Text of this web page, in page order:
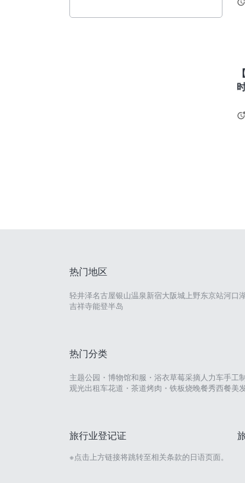
热门地区
轻井泽名古屋银山温泉新宿大阪城 上野东京站河口
吉祥寺能登半岛
热门分类
主题公园・博物馆和服・浴衣草莓采摘 人力车手工
观光出租车花道・茶道烤肉・铁板烧晚餐秀西餐美
旅行业登记证
※点击上方链接将跳转至相关条款的日语页面。